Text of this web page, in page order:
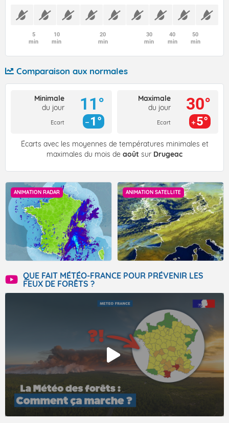
5
min
10
min
20
min
30
min
40
min
50
min
Comparaison aux normales
Minimale
du jour
Ecart
11°
1°
Maximale
du jour
Ecart
30°
5°
Écarts avec les moyennes de températures minimales et
maximales du mois de août sur Drugeac
ANIMATION RADAR ANIMATION SATELLITE
QUE FAIT MÉTÉO-FRANCE POUR PRÉVENIR LES
FEUX DE FORÊTS ?